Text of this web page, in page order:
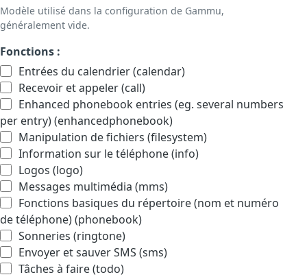
Modèle utilisé dans la configuration de Gammu,
généralement vide.
Fonctions :
Entrées du calendrier (calendar)
Recevoir et appeler (call)
Enhanced phonebook entries (eg. several numbers
per entry) (enhancedphonebook)
Manipulation de fichiers (filesystem)
Information sur le téléphone (info)
Logos (logo)
Messages multimédia (mms)
Fonctions basiques du répertoire (nom et numéro
de téléphone) (phonebook)
Sonneries (ringtone)
Envoyer et sauver SMS (sms)
Tâches à faire (todo)